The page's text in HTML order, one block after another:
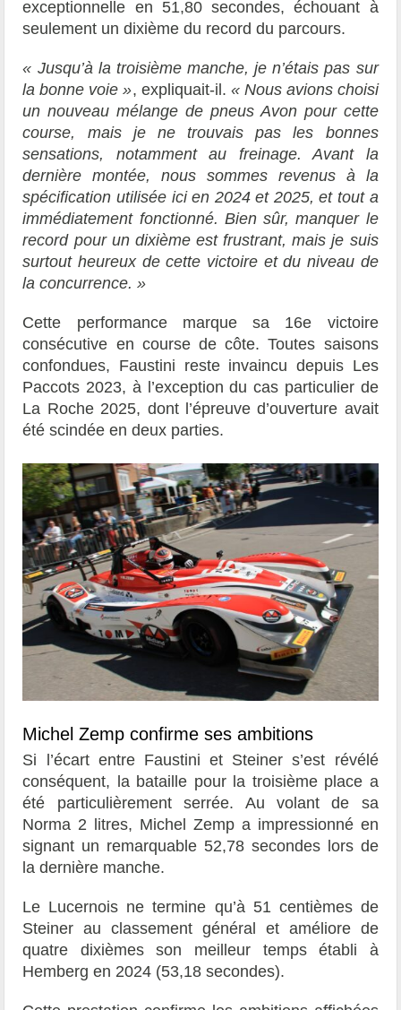
exceptionnelle en 51,80 secondes, échouant à
seulement un dixième du record du parcours.
« Jusqu’à la troisième manche, je n’étais pas sur
la bonne voie », expliquait-il. « Nous avions choisi
un nouveau mélange de pneus Avon pour cette
course, mais je ne trouvais pas les bonnes
sensations, notamment au freinage. Avant la
dernière montée, nous sommes revenus à la
spécification utilisée ici en 2024 et 2025, et tout a
immédiatement fonctionné. Bien sûr, manquer le
record pour un dixième est frustrant, mais je suis
surtout heureux de cette victoire et du niveau de
la concurrence. »
Cette performance marque sa 16e victoire
consécutive en course de côte. Toutes saisons
confondues, Faustini reste invaincu depuis Les
Paccots 2023, à l’exception du cas particulier de
La Roche 2025, dont l’épreuve d’ouverture avait
été scindée en deux parties.
Michel Zemp confirme ses ambitions
Si l’écart entre Faustini et Steiner s’est révélé
conséquent, la bataille pour la troisième place a
été particulièrement serrée. Au volant de sa
Norma 2 litres, Michel Zemp a impressionné en
signant un remarquable 52,78 secondes lors de
la dernière manche.
Le Lucernois ne termine qu’à 51 centièmes de
Steiner au classement général et améliore de
quatre dixièmes son meilleur temps établi à
Hemberg en 2024 (53,18 secondes).